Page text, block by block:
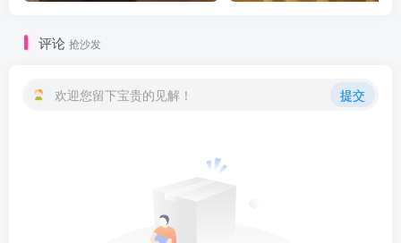
评论 抢沙发
欢迎您留下宝贵的见解！ 提交